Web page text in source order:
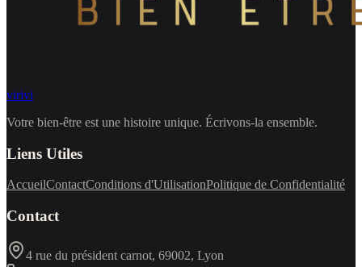
virivi
Votre bien-être est une histoire unique. Écrivons-la ensemble.
Liens Utiles
AccueilContactConditions d'UtilisationPolitique de Confidentialité
Contact
4 rue du président carnot, 69002, Lyon